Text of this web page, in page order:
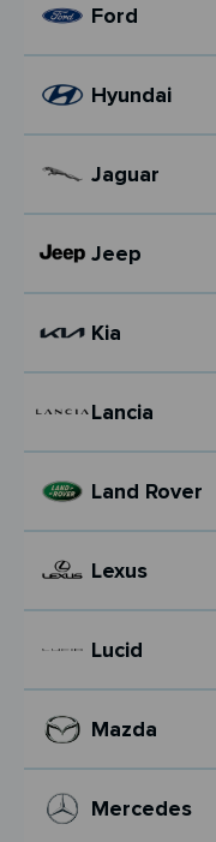
Ford
Hyundai
Jaguar
Jeep
Kia
Lancia
Land Rover
Lexus
Lucid
Mazda
Mercedes